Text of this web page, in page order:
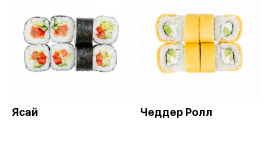
Ясай Чеддер Ролл